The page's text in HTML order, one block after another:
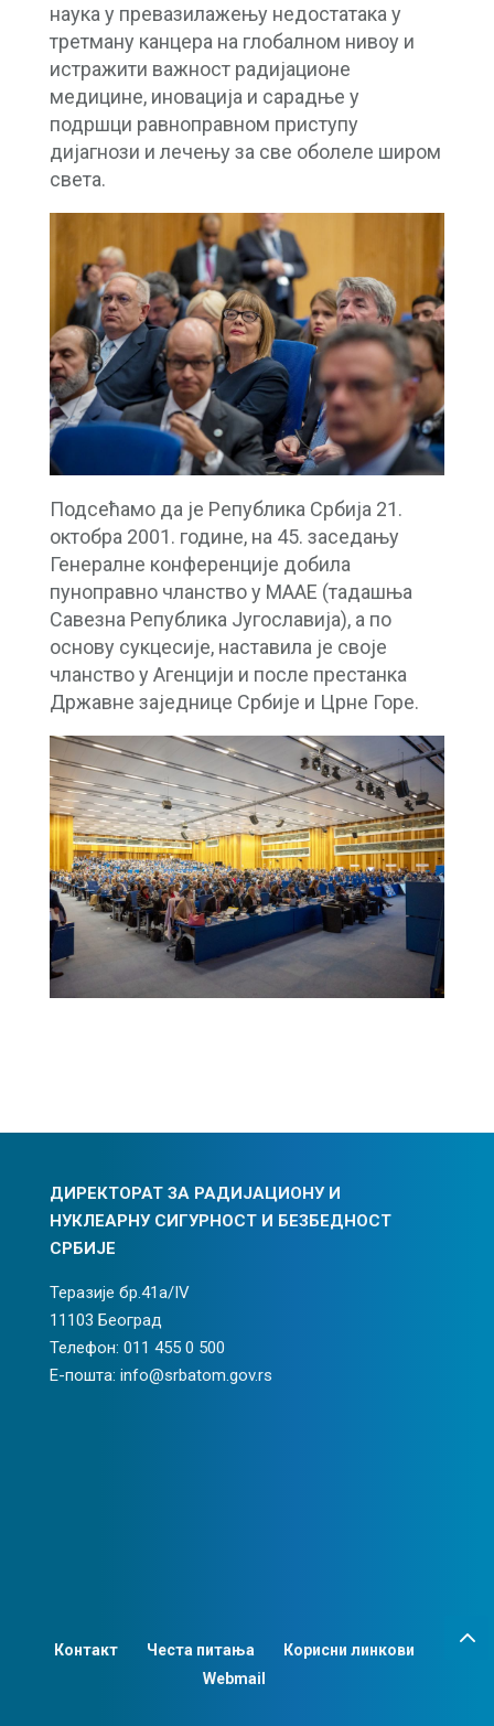
наука у превазилажењу недостатака у
третману канцера на глобалном нивоу и
истражити важност радијационе
медицине, иновација и сарадње у
подршци равноправном приступу
дијагнози и лечењу за све оболеле широм
света.
Подсећамо да је Република Србија 21.
октобра 2001. године, на 45. заседању
Генералне конференције добила
пуноправно чланство у МААЕ (тадашња
Савезна Република Југославија), а по
основу сукцесије, наставила је своје
чланство у Агенцији и после престанка
Државне заједнице Србије и Црне Горе.
ДИРЕКТОРАТ ЗА РАДИЈАЦИОНУ И
НУКЛЕАРНУ СИГУРНОСТ И БЕЗБЕДНОСТ
СРБИЈЕ
Теразије бр.41а/IV
11103 Београд
Телефон: 011 455 0 500
Е-пошта: info@srbatom.gov.rs
Контакт Честа питања
Корисни линкови
Webmail